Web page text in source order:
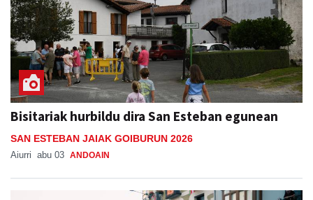
Bisitariak hurbildu dira San Esteban egunean
SAN ESTEBAN JAIAK GOIBURUN 2026
Aiurri abu 03 ANDOAIN